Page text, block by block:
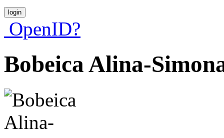
OpenID?
Bobeica Alina-